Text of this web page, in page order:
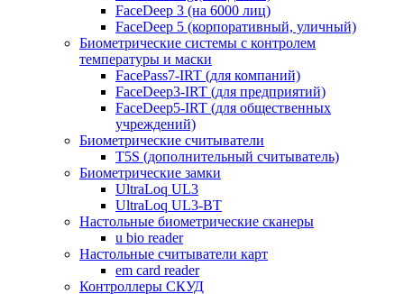
FaceDeep 3 (на 6000 лиц)
FaceDeep 5 (корпоративный, уличный)
Биометрические системы с контролем
температуры и маски
FacePass7-IRT (для компаний)
FaceDeep3-IRT (для предприятий)
FaceDeep5-IRT (для общественных
учреждений)
Биометрические считыватели
T5S (дополнительный считыватель)
Биометрические замки
UltraLoq UL3
UltraLoq UL3-BT
Настольные биометрические сканеры
u bio reader
Настольные считыватели карт
em card reader
Контроллеры СКУД